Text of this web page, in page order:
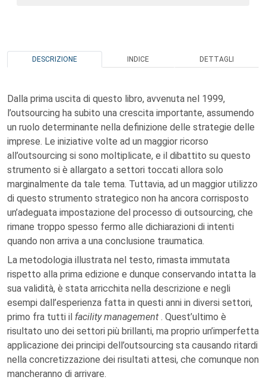
DESCRIZIONE INDICE DETTAGLI
Dalla prima uscita di questo libro, avvenuta nel 1999,
l’outsourcing ha subito una crescita importante, assumendo
un ruolo determinante nella definizione delle strategie delle
imprese. Le iniziative volte ad un maggior ricorso
all’outsourcing si sono moltiplicate, e il dibattito su questo
strumento si è allargato a settori toccati allora solo
marginalmente da tale tema. Tuttavia, ad un maggior utilizzo
di questo strumento strategico non ha ancora corrisposto
un’adeguata impostazione del processo di outsourcing, che
rimane troppo spesso fermo alle dichiarazioni di intenti
quando non arriva a una conclusione traumatica.
La metodologia illustrata nel testo, rimasta immutata
rispetto alla prima edizione e dunque conservando intatta la
sua validità, è stata arricchita nella descrizione e negli
esempi dall’esperienza fatta in questi anni in diversi settori,
primo fra tutti il facility management . Quest’ultimo è
risultato uno dei settori più brillanti, ma proprio un’imperfetta
applicazione dei principi dell’outsourcing sta causando ritardi
nella concretizzazione dei risultati attesi, che comunque non
mancheranno di arrivare.